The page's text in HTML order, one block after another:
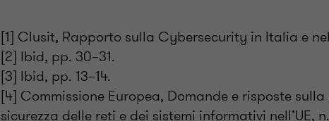
[1] Clusit, Rapporto sulla Cybersecurity in Italia e
[2] Ibid, pp. 30–31.
[3] Ibid, pp. 13–14.
[4] Commissione Europea, Domande e risposte
sicurezza delle reti e dei sistemi informativi nell’UE,